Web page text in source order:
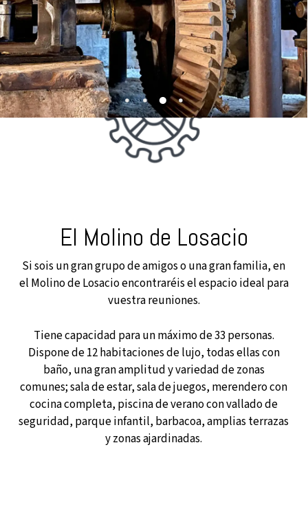
El Molino de Losacio
Si sois un gran grupo de amigos o una gran familia, en
el Molino de Losacio encontraréis el espacio ideal para
vuestra reuniones.
Tiene capacidad para un máximo de 33 personas.
Dispone de 12 habitaciones de lujo, todas ellas con
baño, una gran amplitud y variedad de zonas
comunes; sala de estar, sala de juegos, merendero con
cocina completa, piscina de verano con vallado de
seguridad, parque infantil, barbacoa, amplias terrazas
y zonas ajardinadas.